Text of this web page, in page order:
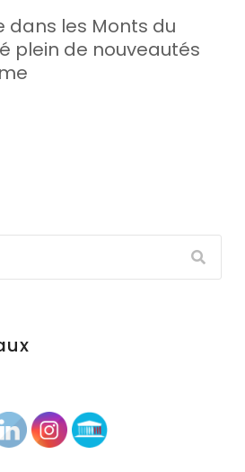
dans les Monts du
plein de nouveautés